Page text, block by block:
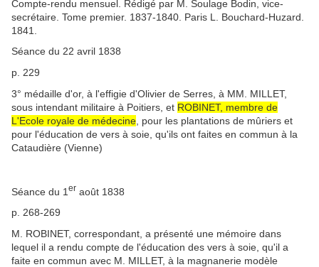
Compte-rendu mensuel. Rédigé par M. Soulage Bodin, vice-
secrétaire. Tome premier. 1837-1840. Paris L. Bouchard-Huzard.
1841.
Séance du 22 avril 1838
p. 229
3° médaille d'or, à l'effigie d'Olivier de Serres, à MM. MILLET,
sous intendant militaire à Poitiers, et ROBINET, membre de
L'Ecole royale de médecine , pour les plantations de mûriers et
pour l'éducation de vers à soie, qu'ils ont faites en commun à la
Cataudière (Vienne)
Séance du 1 er août 1838
p. 268-269
M. ROBINET, correspondant, a présenté une mémoire dans
lequel il a rendu compte de l'éducation des vers à soie, qu'il a
faite en commun avec M. MILLET, à la magnanerie modèle